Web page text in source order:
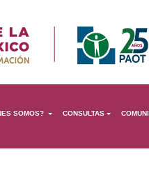
SOMOS? CONSULTAS